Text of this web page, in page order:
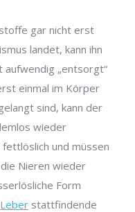
gar nicht erst
landet, kann ihn
aufwendig „entsorgt“
einmal im Körper
sind, kann der
wieder
und müssen
Nieren wieder
Form
Leber stattfindende